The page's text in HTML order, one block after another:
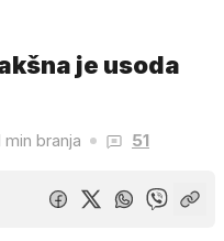
je usoda
min branja 51